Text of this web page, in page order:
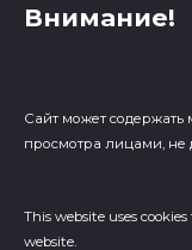
Внимание!
Сайт может
просмотра лицами, не
This website uses
website.